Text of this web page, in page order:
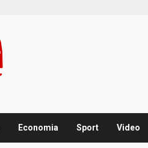
Economia Sport Video